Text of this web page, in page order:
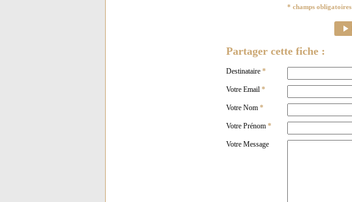
* champs obligatoires
Partager cette fiche :
Destinataire *
Votre Email *
Votre Nom *
Votre Prénom *
Votre Message